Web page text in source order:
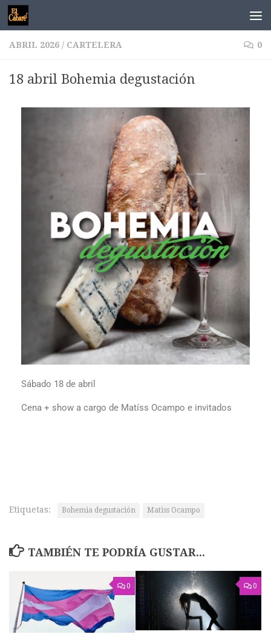
Saltar al contenido
ABRIL 2026 / CARTELERA 0
18 abril Bohemia degustación
Sábado 18 de abril
Cena + show a cargo de Matíss Ocampo e invitados
Etiquetas: Bohemia degustación Matiss Ocampo
TAMBIÉN TE PODRÍA GUSTAR...
0 0